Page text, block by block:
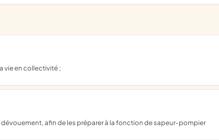
vie en collectivité ;
afin de les préparer à la fonction de sapeur-pompier